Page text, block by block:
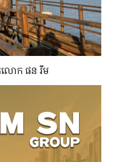
លោក ផន រឹម